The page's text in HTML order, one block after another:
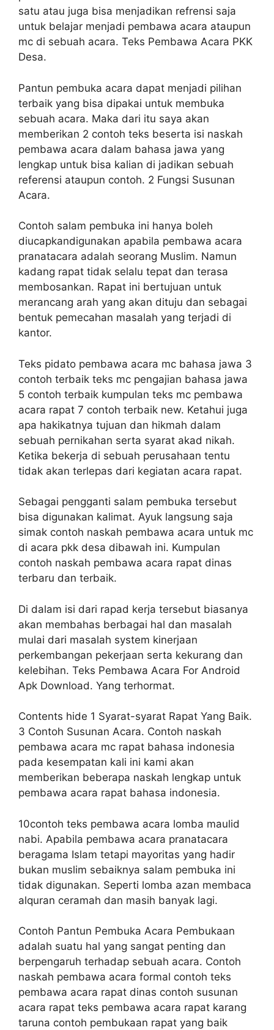
satu atau juga bisa menjadikan refrensi saja
untuk belajar menjadi pembawa acara ataupun
mc di sebuah acara. Teks Pembawa Acara PKK
Desa.
Pantun pembuka acara dapat menjadi pilihan
terbaik yang bisa dipakai untuk membuka
sebuah acara. Maka dari itu saya akan
memberikan 2 contoh teks beserta isi naskah
pembawa acara dalam bahasa jawa yang
lengkap untuk bisa kalian di jadikan sebuah
referensi ataupun contoh. 2 Fungsi Susunan
Acara.
Contoh salam pembuka ini hanya boleh
diucapkandigunakan apabila pembawa acara
pranatacara adalah seorang Muslim. Namun
kadang rapat tidak selalu tepat dan terasa
membosankan. Rapat ini bertujuan untuk
merancang arah yang akan dituju dan sebagai
bentuk pemecahan masalah yang terjadi di
kantor.
Teks pidato pembawa acara mc bahasa jawa 3
contoh terbaik teks mc pengajian bahasa jawa
5 contoh terbaik kumpulan teks mc pembawa
acara rapat 7 contoh terbaik new. Ketahui juga
apa hakikatnya tujuan dan hikmah dalam
sebuah pernikahan serta syarat akad nikah.
Ketika bekerja di sebuah perusahaan tentu
tidak akan terlepas dari kegiatan acara rapat.
Sebagai pengganti salam pembuka tersebut
bisa digunakan kalimat. Ayuk langsung saja
simak contoh naskah pembawa acara untuk mc
di acara pkk desa dibawah ini. Kumpulan
contoh naskah pembawa acara rapat dinas
terbaru dan terbaik.
Di dalam isi dari rapad kerja tersebut biasanya
akan membahas berbagai hal dan masalah
mulai dari masalah system kinerjaan
perkembangan pekerjaan serta kekurang dan
kelebihan. Teks Pembawa Acara For Android
Apk Download. Yang terhormat.
Contents hide 1 Syarat-syarat Rapat Yang Baik.
3 Contoh Susunan Acara. Contoh naskah
pembawa acara mc rapat bahasa indonesia
pada kesempatan kali ini kami akan
memberikan beberapa naskah lengkap untuk
pembawa acara rapat bahasa indonesia.
10contoh teks pembawa acara lomba maulid
nabi. Apabila pembawa acara pranatacara
beragama Islam tetapi mayoritas yang hadir
bukan muslim sebaiknya salam pembuka ini
tidak digunakan. Seperti lomba azan membaca
alquran ceramah dan masih banyak lagi.
Contoh Pantun Pembuka Acara Pembukaan
adalah suatu hal yang sangat penting dan
berpengaruh terhadap sebuah acara. Contoh
naskah pembawa acara formal contoh teks
pembawa acara rapat dinas contoh susunan
acara rapat teks pembawa acara rapat karang
taruna contoh pembukaan rapat yang baik